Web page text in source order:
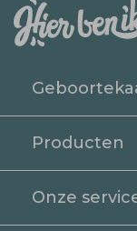
Producten
Onze